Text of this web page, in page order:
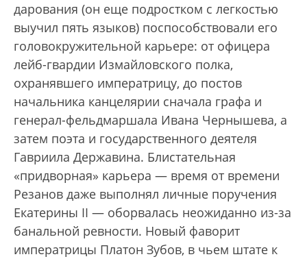
дарования (он еще подростком с легкостью
выучил пять языков) поспособствовали его
головокружительной карьере: от офицера
лейб-гвардии Измайловского полка,
охранявшего императрицу, до постов
начальника канцелярии сначала графа и
генерал-фельдмаршала Ивана Чернышева, а
затем поэта и государственного деятеля
Гавриила Державина. Блистательная
«придворная» карьера — время от времени
Резанов даже выполнял личные поручения
Екатерины II — оборвалась неожиданно из-за
банальной ревности. Новый фаворит
императрицы Платон Зубов, в чьем штате к